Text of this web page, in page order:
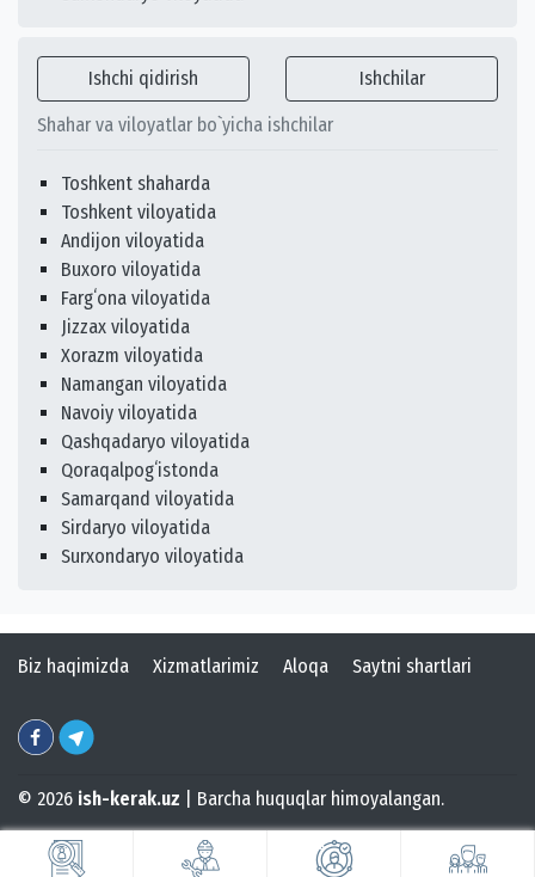
Ishchi qidirish Ishchilar
Shahar va viloyatlar bo`yicha ishchilar
Toshkent shaharda
Toshkent viloyatida
Andijon viloyatida
Buxoro viloyatida
Fargʻona viloyatida
Jizzax viloyatida
Xorazm viloyatida
Namangan viloyatida
Navoiy viloyatida
Qashqadaryo viloyatida
Qoraqalpogʻistonda
Samarqand viloyatida
Sirdaryo viloyatida
Surxondaryo viloyatida
Biz haqimizda Xizmatlarimiz Aloqa Saytni shartlari
© 2026 ish-kerak.uz | Barcha huquqlar himoyalangan.